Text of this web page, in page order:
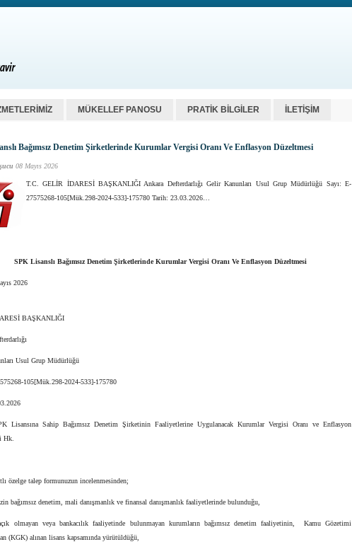
MÜKELLEF PANOSU PRATİK BİLGİLER İLETİŞİM
Bağımsız Denetim Şirketlerinde Kurumlar Vergisi Oranı Ve Enflasyon Düzeltmesi
08 Mayıs 2026
T.C. GELİR İDARESİ BAŞKANLIĞI Ankara Defterdarlığı Gelir Kanunları Usul Grup Müdürlüğü Sayı: E-
27575268-105[Mük.298-2024-533]-175780 Tarih: 23.03.2026…
SPK Lisanslı Bağımsız Denetim Şirketlerinde Kurumlar Vergisi Oranı Ve Enflasyon Düzeltmesi
2026
BAŞKANLIĞI
Usul Grup Müdürlüğü
105[Mük.298-2024-533]-175780
Lisansına Sahip Bağımsız Denetim Şirketinin Faaliyetlerine Uygulanacak Kurumlar Vergisi Oranı ve Enflasyon
Hk.
özelge talep formunuzun incelenmesinden;
bağımsız denetim, mali danışmanlık ve finansal danışmanlık faaliyetlerinde bulunduğu,
olmayan veya bankacılık faaliyetinde bulunmayan kurumların bağımsız denetim faaliyetinin, Kamu Gözetimi
(KGK) alınan lisans kapsamında yürütüldüğü,